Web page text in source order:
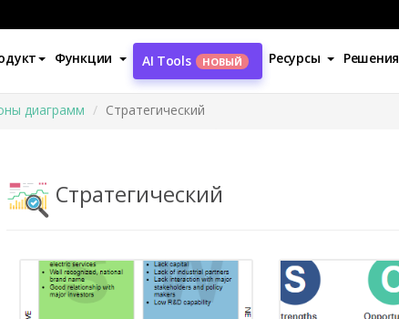
Функции AI Tools НОВЫЙ Ресурсы Решения
диаграмм Стратегический
Стратегический